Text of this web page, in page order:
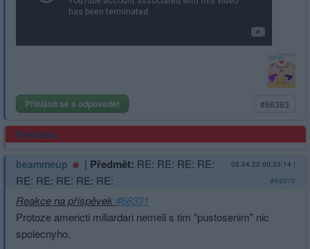
Přihlásit se a odpovědět #66363
Reklama
beammeup | Předmět: RE: RE: RE: RE:
RE: RE: RE: RE: RE:
05.04.22 00:33:14 |
#66370
Reakce na příspěvek#66331
Protoze americti miliardari nemeli s tim "pustosenim" nic
spolecnyho.